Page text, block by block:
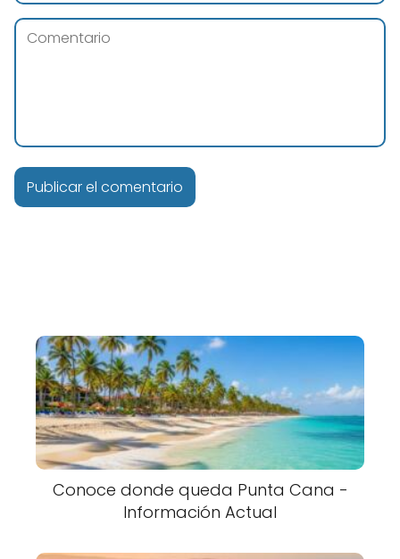
Conoce donde queda Punta Cana -
Información Actual